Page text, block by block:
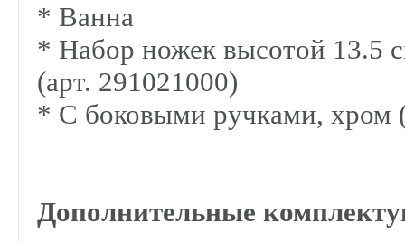
* Ванна
* Набор ножек высотой 13.5
(арт. 291021000)
* С боковыми ручками, хром
Дополнительные